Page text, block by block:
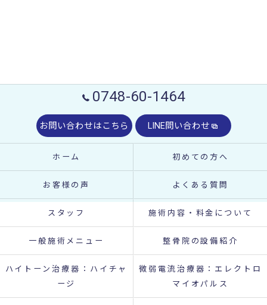
0748-60-1464
お問い合わせはこちら LINE問い合わせ
ホーム 初めての方へ
お客様の声 よくある質問
スタッフ 施術内容・料金について
一般施術メニュー 整骨院の設備紹介
ハイトーン治療器：ハイチャ
ージ
微弱電流治療器：エレクトロ
マイオパルス